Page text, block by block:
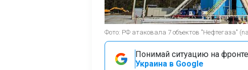
Фото: РФ атаковала 7 объектов "Нефтегаза"
Понимай ситуацию на
Украина в Google